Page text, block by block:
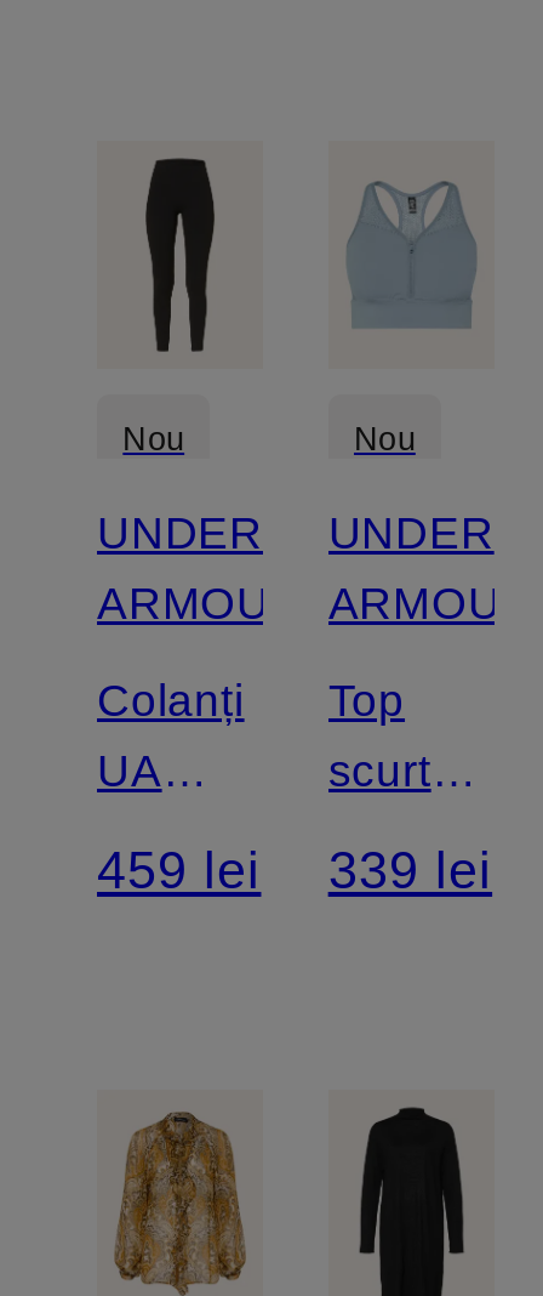
Nou
UNDER
ARMOUR
Colanți
UA
MERIDIAN
459 lei
Nou
UNDER
ARMOUR
Top
scurt
VANISH
ELITE
339 lei